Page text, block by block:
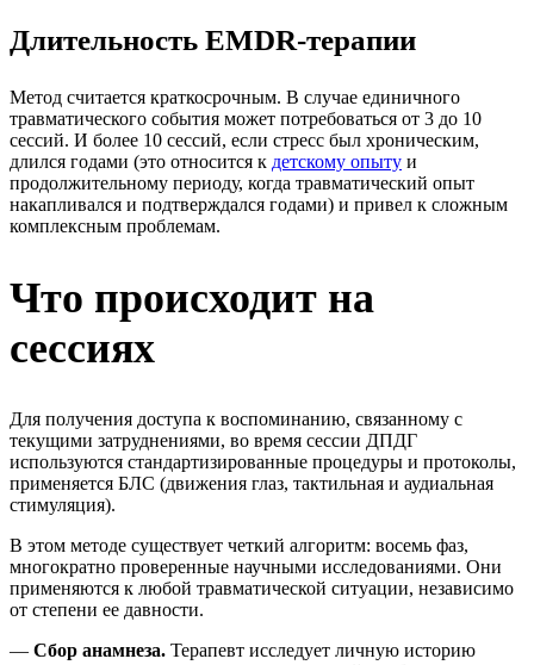
Длительность EMDR-терапии
Метод считается краткосрочным. В случае единичного
травматического события может потребоваться от 3 до 10
сессий. И более 10 сессий, если стресс был хроническим,
длился годами (это относится к детскому опыту и
продолжительному периоду, когда травматический опыт
накапливался и подтверждался годами) и привел к сложным
комплексным проблемам.
Что происходит на
сессиях
Для получения доступа к воспоминанию, связанному с
текущими затруднениями, во время сессии ДПДГ
используются стандартизированные процедуры и протоколы,
применяется БЛС (движения глаз, тактильная и аудиальная
стимуляция).
В этом методе существует четкий алгоритм: восемь фаз,
многократно проверенные научными исследованиями. Они
применяются к любой травматической ситуации, независимо
от степени ее давности.
— Сбор анамнеза. Терапевт исследует личную историю